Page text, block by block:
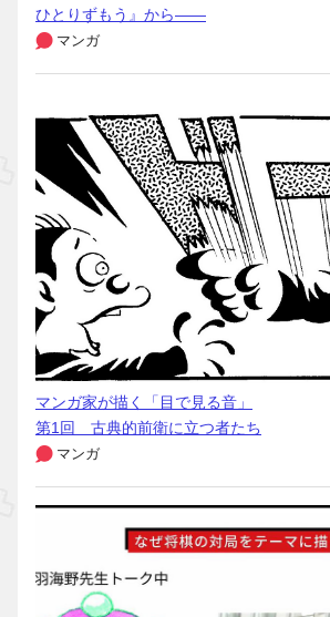
ひとりずもう』から――
マンガ
マンガ家が描く「目で見る音」
第1回 古典的前衛に立つ者たち
マンガ